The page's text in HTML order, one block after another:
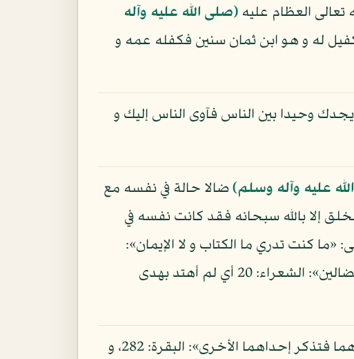
تعالى العظام عليه (صلى الله عليه وآله
له و هو ابن ثمان سنين فكفله عمه و
يجدك وحيدا بين الناس فآوى الناس إليك و
عليه وآله وسلم)ضالا حالة في نفسه مع
إلا بالله سبحانه فقد كانت نفسه في
«ما كنت تدري ما الكتاب و لا الإيمان»:
الشورى: 52، و من هذا الباب قول موسى على ما حكى الله عنه: «فعلتها إذا و أنا من الضالين»: الشعراء: 20 أي لم أهتد بهدى
و يقرب منه ما قيل: إن المراد بالضلال الذهاب من العلم كما في قوله: «أن تضل إحداهما فتذكر إحداهما الأخرى»: البقرة: 282، و